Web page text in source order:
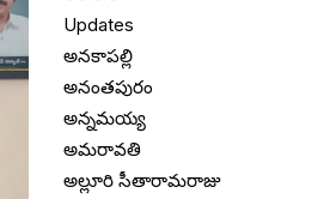
Updates
అనకాపల్లి
అనంతపురం
అన్నమయ్య
అమరావతి
అల్లూరి సీతారామరాజు